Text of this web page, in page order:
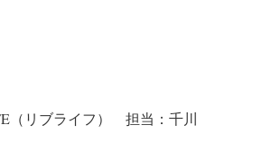
（リブライフ） 担当：千川